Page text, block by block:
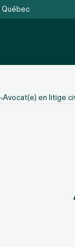
Avocat(e) en litige